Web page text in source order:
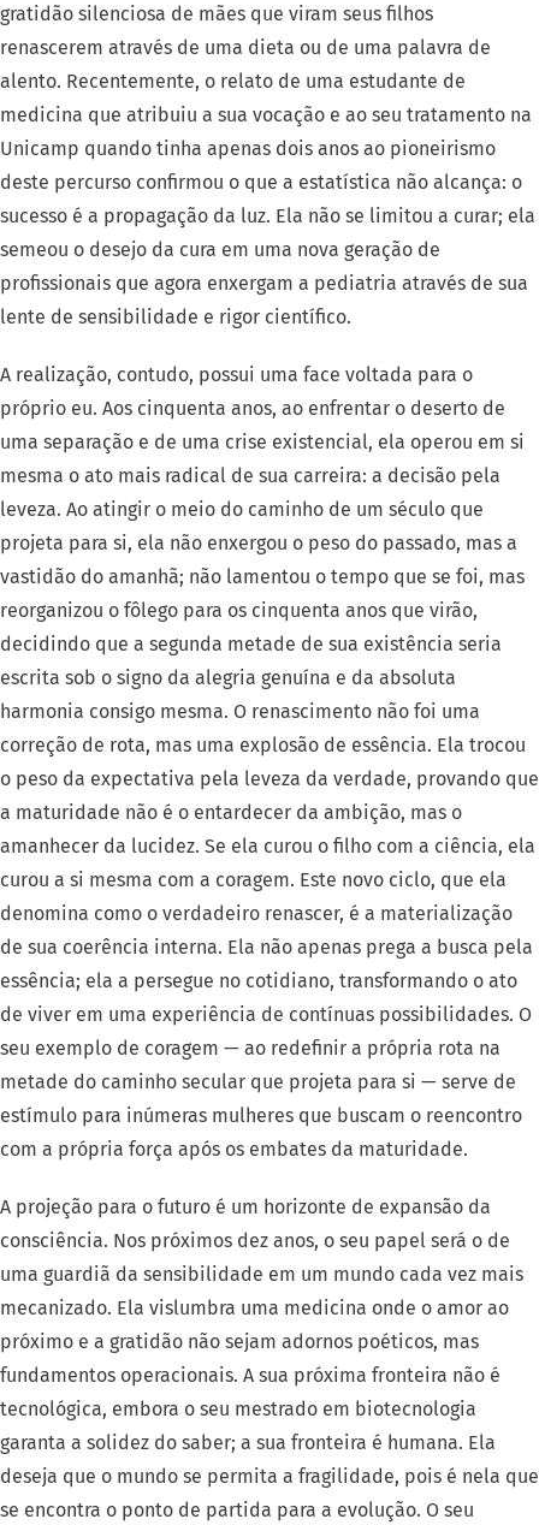
gratidão silenciosa de mães que viram seus filhos
renascerem através de uma dieta ou de uma palavra de
alento. Recentemente, o relato de uma estudante de
medicina que atribuiu a sua vocação e ao seu tratamento na
Unicamp quando tinha apenas dois anos ao pioneirismo
deste percurso confirmou o que a estatística não alcança: o
sucesso é a propagação da luz. Ela não se limitou a curar; ela
semeou o desejo da cura em uma nova geração de
profissionais que agora enxergam a pediatria através de sua
lente de sensibilidade e rigor científico.
A realização, contudo, possui uma face voltada para o
próprio eu. Aos cinquenta anos, ao enfrentar o deserto de
uma separação e de uma crise existencial, ela operou em si
mesma o ato mais radical de sua carreira: a decisão pela
leveza. Ao atingir o meio do caminho de um século que
projeta para si, ela não enxergou o peso do passado, mas a
vastidão do amanhã; não lamentou o tempo que se foi, mas
reorganizou o fôlego para os cinquenta anos que virão,
decidindo que a segunda metade de sua existência seria
escrita sob o signo da alegria genuína e da absoluta
harmonia consigo mesma. O renascimento não foi uma
correção de rota, mas uma explosão de essência. Ela trocou
o peso da expectativa pela leveza da verdade, provando que
a maturidade não é o entardecer da ambição, mas o
amanhecer da lucidez. Se ela curou o filho com a ciência, ela
curou a si mesma com a coragem. Este novo ciclo, que ela
denomina como o verdadeiro renascer, é a materialização
de sua coerência interna. Ela não apenas prega a busca pela
essência; ela a persegue no cotidiano, transformando o ato
de viver em uma experiência de contínuas possibilidades. O
seu exemplo de coragem — ao redefinir a própria rota na
metade do caminho secular que projeta para si — serve de
estímulo para inúmeras mulheres que buscam o reencontro
com a própria força após os embates da maturidade.
A projeção para o futuro é um horizonte de expansão da
consciência. Nos próximos dez anos, o seu papel será o de
uma guardiã da sensibilidade em um mundo cada vez mais
mecanizado. Ela vislumbra uma medicina onde o amor ao
próximo e a gratidão não sejam adornos poéticos, mas
fundamentos operacionais. A sua próxima fronteira não é
tecnológica, embora o seu mestrado em biotecnologia
garanta a solidez do saber; a sua fronteira é humana. Ela
deseja que o mundo se permita a fragilidade, pois é nela que
se encontra o ponto de partida para a evolução. O seu